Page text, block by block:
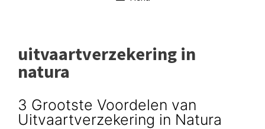
uitvaartverzekering in
natura
3 Grootste Voordelen van
Uitvaartverzekering in Natura